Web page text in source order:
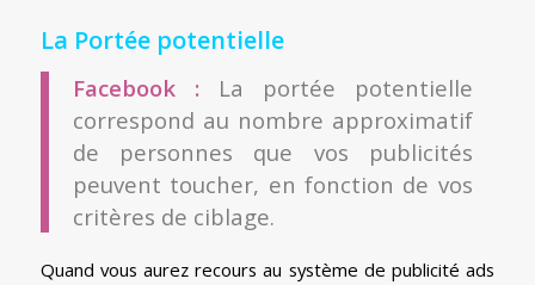
La Portée potentielle
Facebook : La portée potentielle
correspond au nombre approximatif
de personnes que vos publicités
peuvent toucher, en fonction de vos
critères de ciblage.
Quand vous aurez recours au système de publicité ads